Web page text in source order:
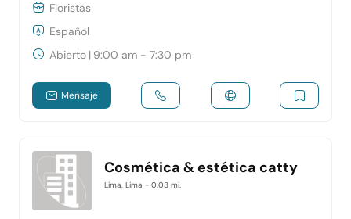
Floristas
Español
Abierto | 9:00 am - 7:30 pm
Mensaje
Cosmética & estética catty
Lima, Lima - 0.03 mi.